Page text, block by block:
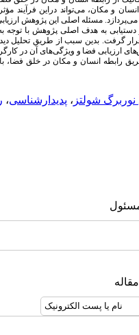
انسان و مکان، میتواند دراین فرآیند
میپردازد. مسئله اصلی این پژوهش
به هدف اصلی پژوهش با توجه
گرفت. بدین سبب از طریق تحلیل
های ارزیابی فضا و ویژگیهای آن در
رابطه انسان و مکان در خلق فضا،
شولتز ، پدیدارشناسی،
مسئول